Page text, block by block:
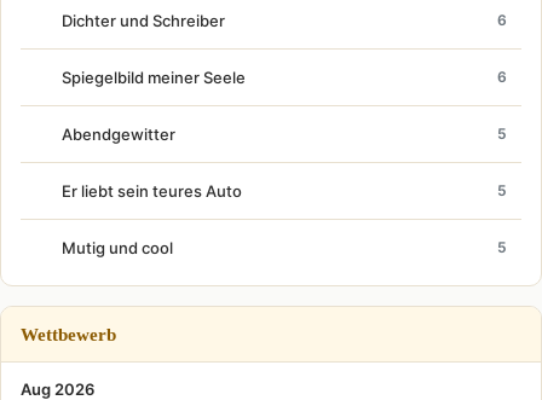
Dichter und Schreiber 6
Spiegelbild meiner Seele 6
Abendgewitter 5
Er liebt sein teures Auto 5
Mutig und cool 5
Wettbewerb
Aug 2026